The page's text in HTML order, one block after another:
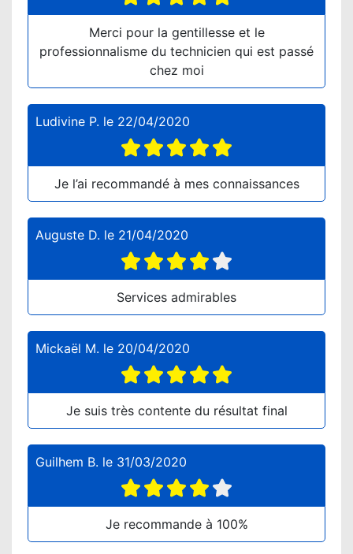
Merci pour la gentillesse et le
professionnalisme du technicien qui est passé
chez moi
Ludivine P. le 22/04/2020
Je l’ai recommandé à mes connaissances
Auguste D. le 21/04/2020
Services admirables
Mickaël M. le 20/04/2020
Je suis très contente du résultat final
Guilhem B. le 31/03/2020
Je recommande à 100%